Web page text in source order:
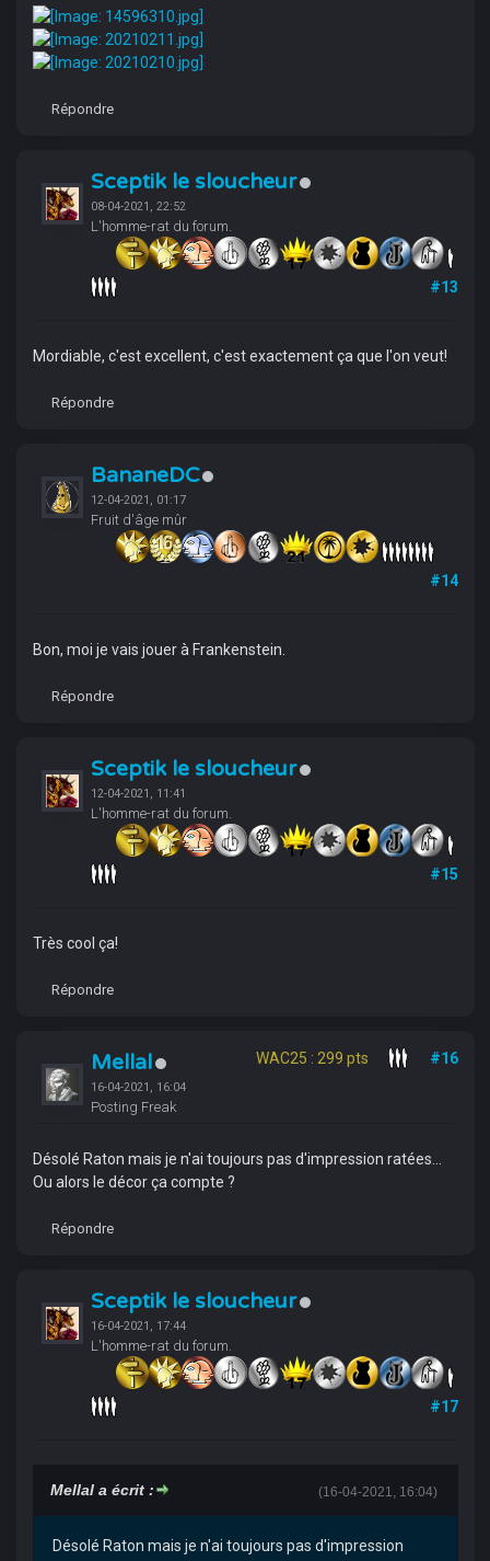
Répondre
Sceptik le sloucheur
08-04-2021, 22:52
L'homme-rat du forum.
#13
Mordiable, c'est excellent, c'est exactement ça que l'on veut!
Répondre
BananeDC
12-04-2021, 01:17
Fruit d'âge mûr
#14
Bon, moi je vais jouer à Frankenstein.
Répondre
Sceptik le sloucheur
12-04-2021, 11:41
L'homme-rat du forum.
#15
Très cool ça!
Répondre
Mellal
16-04-2021, 16:04
Posting Freak
WAC25 : 299 pts #16
Désolé Raton mais je n'ai toujours pas d'impression ratées...
Ou alors le décor ça compte ?
Répondre
Sceptik le sloucheur
16-04-2021, 17:44
L'homme-rat du forum.
#17
(16-04-2021, 16:04)
Mellal a écrit :
Désolé Raton mais je n'ai toujours pas d'impression